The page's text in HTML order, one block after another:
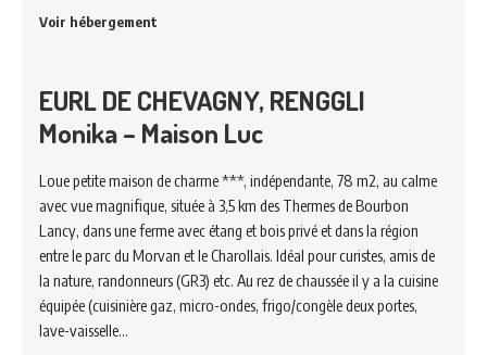
Voir hébergement
EURL DE CHEVAGNY, RENGGLI
Monika – Maison Luc
Loue petite maison de charme ***, indépendante, 78 m2, au calme
avec vue magnifique, située à 3,5 km des Thermes de Bourbon
Lancy, dans une ferme avec étang et bois privé et dans la région
entre le parc du Morvan et le Charollais. Idéal pour curistes, amis de
la nature, randonneurs (GR3) etc. Au rez de chaussée il y a la cuisine
équipée (cuisinière gaz, micro-ondes, frigo/congèle deux portes,
lave-vaisselle…